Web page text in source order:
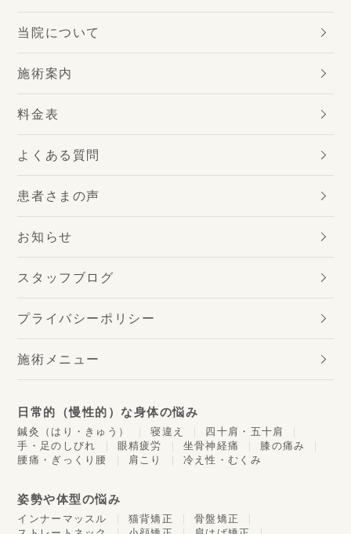
当院について
施術案内
料金表
よくある質問
患者さまの声
お知らせ
スタッフブログ
プライバシーポリシー
施術メニュー
日常的（慢性的）な身体の悩み
鍼灸（はり・きゅう） 寝違え
四十肩・五十肩
手・足のしびれ
眼精疲労 坐骨神経痛
膝の痛み
腰痛・ぎっくり腰
肩こり 冷え性・むくみ
姿勢や体型の悩み
インナーマッスル 猫背矯正
骨盤矯正